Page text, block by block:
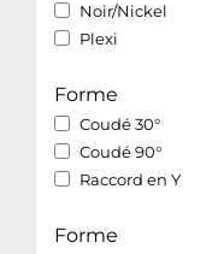
Noir/Nickel
Plexi
Forme
Coudé 30°
Coudé 90°
Raccord en Y
Forme